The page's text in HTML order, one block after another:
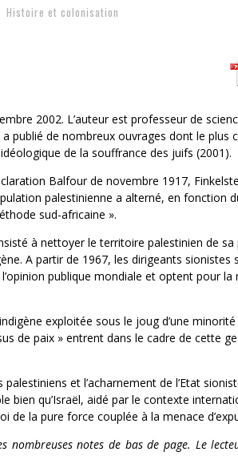
Histoire et colonisation
2002. L’auteur est professeur de
publié de nombreux ouvrages dont le plus
de la souffrance des juifs (2001).
Balfour de novembre 1917,
palestinienne a alterné, en fonction
sud-africaine ».
à nettoyer le territoire palestinien de sa
A partir de 1967, les dirigeants sionistes
publique mondiale et optent pour la
exploitée sous le joug d’une
de paix » entrent dans le cadre de cette
et l’acharnement de l’Etat
bien qu’Israël, aidé par le contexte
de la pure force couplée à la menace
nombreuses notes de bas de page. Le
DES ACCORDS DE PAIX
PEUPLE ET CONTRE LE